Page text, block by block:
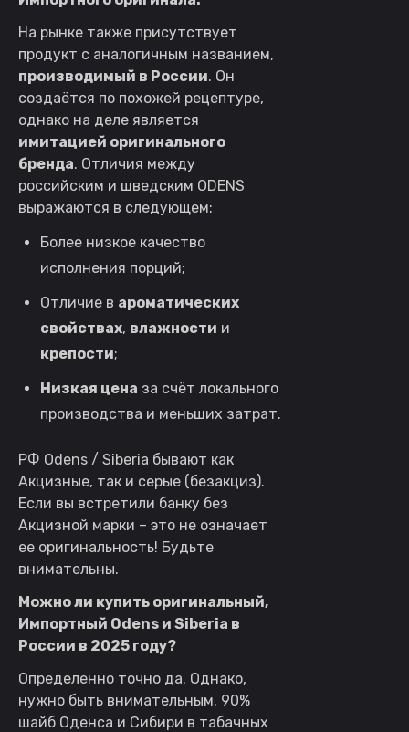
На рынке также присутствует
продукт с аналогичным названием,
производимый в России. Он
создаётся по похожей рецептуре,
однако на деле является
имитацией оригинального
бренда. Отличия между
российским и шведским ODENS
выражаются в следующем:
Более низкое качество
исполнения порций;
Отличие в ароматических
свойствах, влажности и
крепости;
Низкая цена за счёт локального
производства и меньших затрат.
РФ Odens / Siberia бывают как
Акцизные, так и серые (безакциз).
Если вы встретили банку без
Акцизной марки – это не означает
ее оригинальность! Будьте
внимательны.
Можно ли купить оригинальный,
Импортный Odens и Siberia в
России в 2025 году?
Определенно точно да. Однако,
нужно быть внимательным. 90%
шайб Оденса и Сибири в табачных